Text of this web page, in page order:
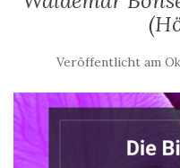
Veröffentlicht am